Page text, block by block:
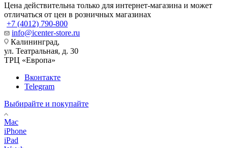
Цена действительна только для интернет-магазина и может
отличаться от цен в розничных магазинах
+7 (4012) 790-800
info@icenter-store.ru
Калининград,
ул. Театральная, д. 30
ТРЦ «Европа»
Вконтакте
Telegram
Выбирайте и покупайте
Mac
iPhone
iPad